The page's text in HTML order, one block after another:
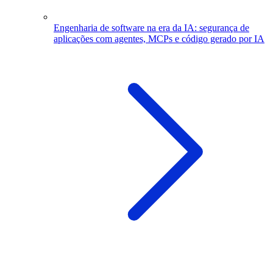
Engenharia de software na era da IA: segurança de
aplicações com agentes, MCPs e código gerado por IA